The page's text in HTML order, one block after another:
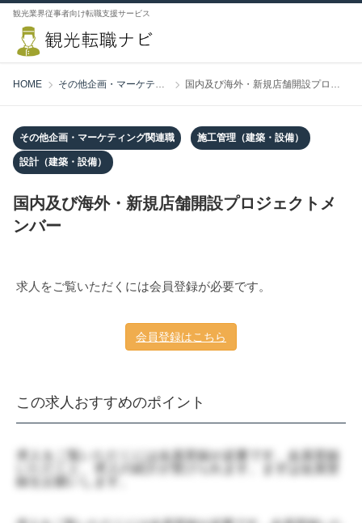
観光業界従事者向け転職支援サービス
HOME その他企画・マーケティング関連職 国内及び海外・新規店舗開設プロジェクトメンバー
その他企画・マーケティング関連職 施工管理（建築・設備）
設計（建築・設備）
国内及び海外・新規店舗開設プロジェクトメ
ンバー
求人をご覧いただくには会員登録が必要です。
会員登録はこちら
この求人おすすめのポイント
求人をご覧いただくには会員登録が必要です。会員登録
録をお願いします。